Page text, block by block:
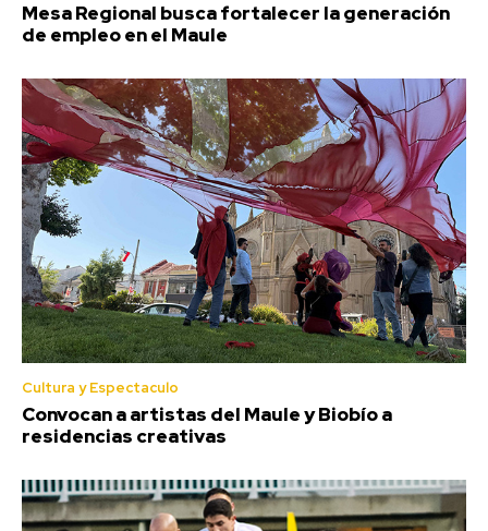
Mesa Regional busca fortalecer la generación
de empleo en el Maule
Cultura y Espectaculo
Convocan a artistas del Maule y Biobío a
residencias creativas